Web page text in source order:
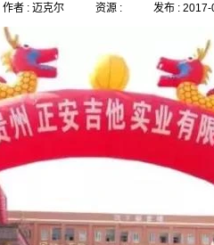
作者 : 迈克尔 资源 : 发布 : 2017-